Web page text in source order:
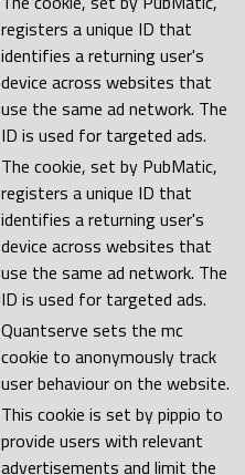
registers a unique ID that
identifies a returning user's
device across websites that
use the same ad network. The
ID is used for targeted ads.
The cookie, set by PubMatic,
registers a unique ID that
identifies a returning user's
device across websites that
use the same ad network. The
ID is used for targeted ads.
Quantserve sets the mc
cookie to anonymously track
user behaviour on the website.
This cookie is set by pippio to
provide users with relevant
advertisements and limit the